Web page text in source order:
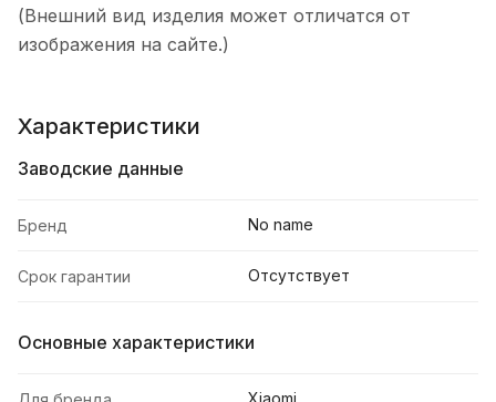
(Внешний вид изделия может отличатся от
изображения на сайте.)
Характеристики
Заводские данные
Бренд No name
Срок гарантии Отсутствует
Основные характеристики